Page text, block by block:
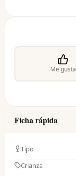
Me gusta
Ficha rápida
Tipo
Crianza